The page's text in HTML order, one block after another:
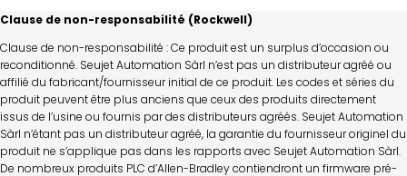
Clause de non-responsabilité (Rockwell)
Clause de non-responsabilité : Ce produit est un surplus d’occasion ou
reconditionné. Seujet Automation Sàrl n’est pas un distributeur agréé ou
affilié du fabricant/fournisseur initial de ce produit. Les codes et séries du
produit peuvent être plus anciens que ceux des produits directement
issus de l’usine ou fournis par des distributeurs agréés. Seujet Automation
Sàrl n’étant pas un distributeur agréé, la garantie du fournisseur originel du
produit ne s’applique pas dans les rapports avec Seujet Automation Sàrl.
De nombreux produits PLC d’Allen-Bradley contiendront un firmware pré-